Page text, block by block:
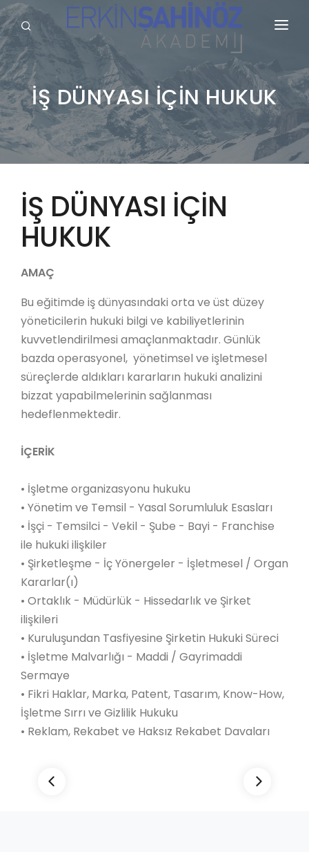
KURUMSAL
HİZMETLERİMİZ
BLOG
SÖZLÜK
YAYINLARIMIZ
GALERİ
İLETİŞİM
İŞ DÜNYASI İÇİN HUKUK
İŞ DÜNYASI İÇİN
HUKUK
AMAÇ
Bu eğitimde iş dünyasındaki orta ve üst düzey
yöneticilerin hukuki bilgi ve kabiliyetlerinin
kuvvetlendirilmesi amaçlanmaktadır. Günlük
bazda operasyonel, yönetimsel ve işletmesel
süreçlerde aldıkları kararların hukuki analizini
bizzat yapabilmelerinin sağlanması
hedeflenmektedir.
İÇERİK
• İşletme organizasyonu hukuku
• Yönetim ve Temsil - Yasal Sorumluluk Esasları
• İşçi - Temsilci - Vekil - Şube - Bayi - Franchise
ile hukuki ilişkiler
• Şirketleşme - İç Yönergeler - İşletmesel / Organ
Kararlar(ı)
• Ortaklık - Müdürlük - Hissedarlık ve Şirket
ilişkileri
• Kuruluşundan Tasfiyesine Şirketin Hukuki Süreci
• İşletme Malvarlığı - Maddi / Gayrimaddi
Sermaye
• Fikri Haklar, Marka, Patent, Tasarım, Know-How,
İşletme Sırrı ve Gizlilik Hukuku
• Reklam, Rekabet ve Haksız Rekabet Davaları